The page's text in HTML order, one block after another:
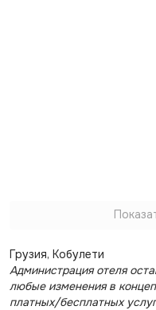
Грузия, Кобулети
Администрация отеля
любые изменения в
платных/бесплатных